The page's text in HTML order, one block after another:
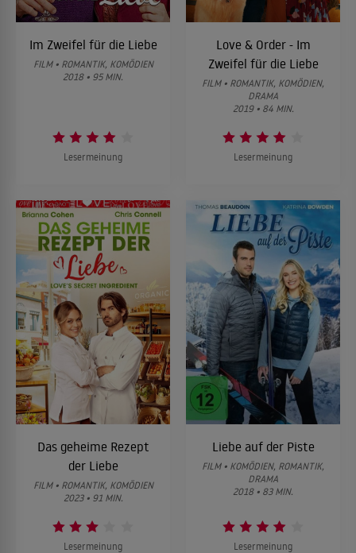
Im Zweifel für die Liebe
FILM • ROMANTIK, KOMÖDIEN
2018 • 95 MIN.
Lesermeinung
Love & Order - Im
Zweifel für die Liebe
FILM • ROMANTIK, KOMÖDIEN,
DRAMA
2019 • 84 MIN.
Lesermeinung
Das geheime Rezept
der Liebe
FILM • ROMANTIK, KOMÖDIEN
2023 • 91 MIN.
Lesermeinung
Liebe auf der Piste
FILM • KOMÖDIEN, ROMANTIK,
DRAMA
2018 • 83 MIN.
Lesermeinung